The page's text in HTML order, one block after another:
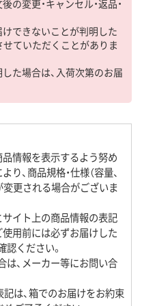
の変更・キャンセル・返品・
けできないことが判明した
せていただくことがありま
た場合は、入荷次第のお届
情報を表示するよう努め
、商品規格・仕様（容量、
変更される場合がございま
サイト上の商品情報の表記
用前には必ずお届けした
ください。
は、メーカー等にお問い合
記は、箱でのお届けをお約束